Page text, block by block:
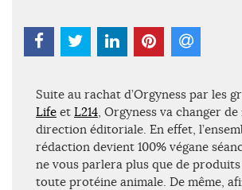
Suite au rachat d’Orgyness par les
Life et L214 , Orgyness va changer
direction éditoriale. En effet,
rédaction devient 100% végane
ne vous parlera plus que de
toute protéine animale. De même,